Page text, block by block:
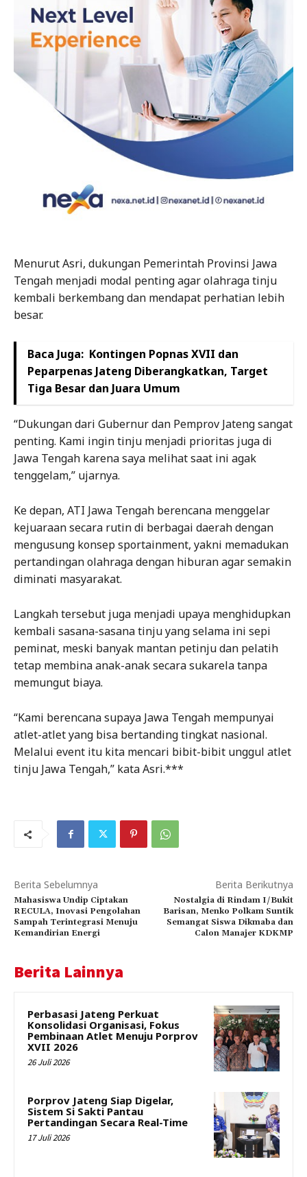
Menurut Asri, dukungan Pemerintah Provinsi Jawa
Tengah menjadi modal penting agar olahraga tinju
kembali berkembang dan mendapat perhatian lebih
besar.
Baca Juga: Kontingen Popnas XVII dan
Peparpenas Jateng Diberangkatkan, Target
Tiga Besar dan Juara Umum
“Dukungan dari Gubernur dan Pemprov Jateng sangat
penting. Kami ingin tinju menjadi prioritas juga di
Jawa Tengah karena saya melihat saat ini agak
tenggelam,” ujarnya.
Ke depan, ATI Jawa Tengah berencana menggelar
kejuaraan secara rutin di berbagai daerah dengan
mengusung konsep sportainment, yakni memadukan
pertandingan olahraga dengan hiburan agar semakin
diminati masyarakat.
Langkah tersebut juga menjadi upaya menghidupkan
kembali sasana-sasana tinju yang selama ini sepi
peminat, meski banyak mantan petinju dan pelatih
tetap membina anak-anak secara sukarela tanpa
memungut biaya.
“Kami berencana supaya Jawa Tengah mempunyai
atlet-atlet yang bisa bertanding tingkat nasional.
Melalui event itu kita mencari bibit-bibit unggul atlet
tinju Jawa Tengah,” kata Asri.***
Berita Sebelumnya
Mahasiswa Undip Ciptakan
RECULA, Inovasi Pengolahan
Sampah Terintegrasi Menuju
Kemandirian Energi
Berita Berikutnya
Nostalgia di Rindam I/Bukit
Barisan, Menko Polkam Suntik
Semangat Siswa Dikmaba dan
Calon Manajer KDKMP
Berita Lainnya
Perbasasi Jateng Perkuat
Konsolidasi Organisasi, Fokus
Pembinaan Atlet Menuju Porprov
XVII 2026
26 Juli 2026
Porprov Jateng Siap Digelar,
Sistem Si Sakti Pantau
Pertandingan Secara Real-Time
17 Juli 2026